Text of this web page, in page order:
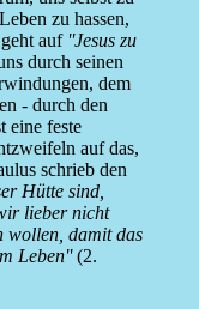
zu hassen,
auf ''Jesus zu
durch seinen
dem
- durch den
eine feste
auf das,
schrieb den
Hütte sind,
lieber nicht
wollen, damit das
Leben''(2.